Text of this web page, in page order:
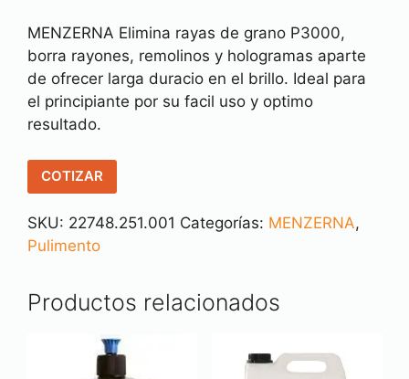
MENZERNA Elimina rayas de grano P3000,
borra rayones, remolinos y hologramas aparte
de ofrecer larga duracio en el brillo. Ideal para
el principiante por su facil uso y optimo
resultado.
COTIZAR
SKU: 22748.251.001 Categorías: MENZERNA,
Pulimento
Productos relacionados